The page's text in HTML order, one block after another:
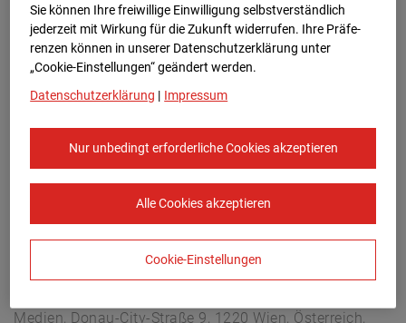
Europe/Berlin
Medien, Donau-City-Straße 9, 1220 Wien, Österreich,
Sie können Ihre freiwillige Einwilligung selbstverständlich
jederzeit mit Wirkung für die Zukunft widerrufen. Ihre Prä­fe­
renzen können in unserer Datenschutzerklärung unter
„Cookie-Einstellungen“ geändert werden.
Datenschutzerklärung | Impressum
Nur unbedingt erforderliche Cookies akzeptieren
Alle Cookies akzeptieren
Cookie-Einstellungen